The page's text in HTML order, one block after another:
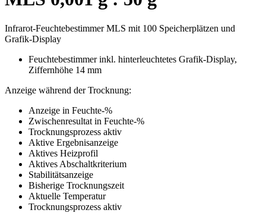
Infrarot-Feuchtebestimmer MLS mit 100 Speicherplätzen und
Grafik-Display
Feuchtebestimmer inkl. hinterleuchtetes Grafik-Display,
Ziffernhöhe 14 mm
Anzeige während der Trocknung:
Anzeige in Feuchte-%
Zwischenresultat in Feuchte-%
Trocknungsprozess aktiv
Aktive Ergebnisanzeige
Aktives Heizprofil
Aktives Abschaltkriterium
Stabilitätsanzeige
Bisherige Trocknungszeit
Aktuelle Temperatur
Trocknungsprozess aktiv